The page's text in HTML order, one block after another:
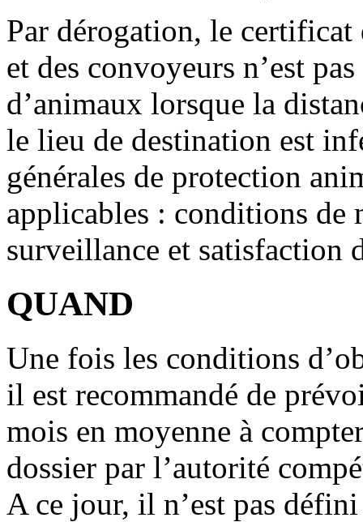
Par dérogation, le certificat
et des convoyeurs n’est
d’animaux lorsque la
le lieu de destination est
générales de protection
applicables : conditions de
surveillance et satisfaction
QUAND
Une fois les conditions
il est recommandé de
mois en moyenne à
dossier par l’autorité
A ce jour, il n’est pas